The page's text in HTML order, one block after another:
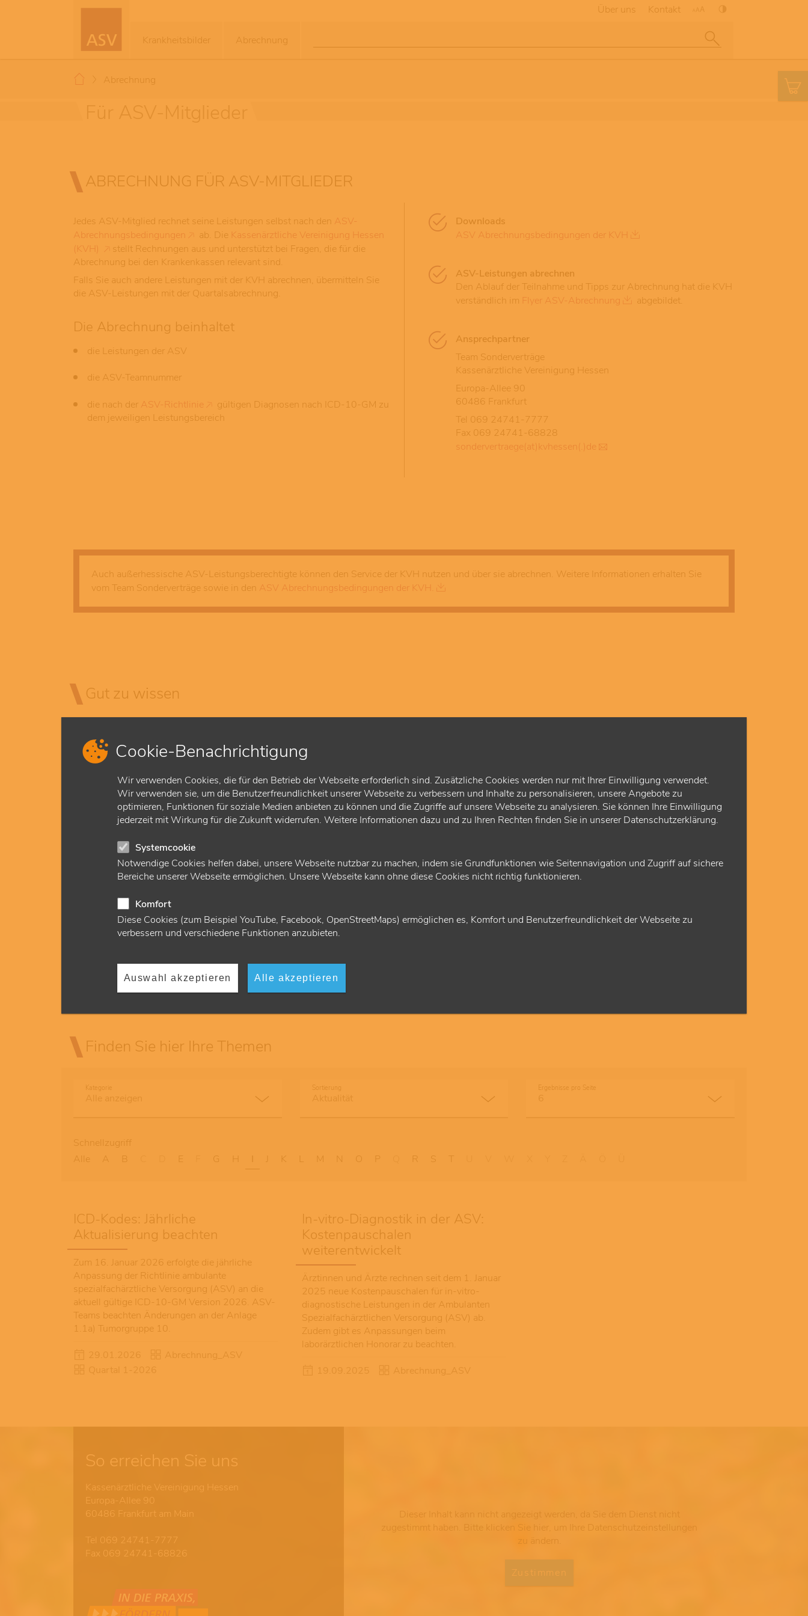
Cookie-Benachrichtigung
Wir verwenden Cookies, die für den Betrieb der Webseite erforderlich sind. Zusätzliche Cookies werden nur mit Ihrer Einwilligung verwendet.
Wir verwenden sie, um die Benutzerfreundlichkeit unserer Webseite zu verbessern und Inhalte zu personalisieren, unsere Angebote zu
optimieren, Funktionen für soziale Medien anbieten zu können und die Zugriffe auf unsere Webseite zu analysieren. Sie können Ihre Einwilligung
jederzeit mit Wirkung für die Zukunft widerrufen. Weitere Informationen dazu und zu Ihren Rechten finden Sie in unserer Datenschutzerklärung.
Systemcookie
Notwendige Cookies helfen dabei, unsere Webseite nutzbar zu machen, indem sie Grundfunktionen wie Seitennavigation und Zugriff auf sichere
Bereiche unserer Webseite ermöglichen. Unsere Webseite kann ohne diese Cookies nicht richtig funktionieren.
Komfort
Diese Cookies (zum Beispiel YouTube, Facebook, OpenStreetMaps) ermöglichen es, Komfort und Benutzerfreundlichkeit der Webseite zu
verbessern und verschiedene Funktionen anzubieten.
Auswahl akzeptieren Alle akzeptieren
Krankheitsbilder Abrechnung
Über uns Kontakt
Abrechnung
ABRECHNUNG FÜR ASV-MITGLIEDER
Jedes ASV-Mitglied rechnet seine Leistungen selbst nach den ASV-
Abrechnungsbedingungen
ab. Die Kassenärztliche Vereinigung Hessen
(KVH)
stellt Rechnungen aus und unterstützt bei Fragen, die für die
Abrechnung bei den Krankenkassen relevant sind.
Falls Sie auch andere Leistungen mit der KVH abrechnen, übermitteln Sie
die ASV-Leistungen mit der Quartalsabrechnung.
Die Abrechnung beinhaltet
die Leistungen der ASV
die ASV-Teamnummer
die nach der ASV-Richtlinie
gültigen Diagnosen nach ICD-10-GM zu
dem jeweiligen Leistungsbereich
Downloads
ASV Abrechnungsbedingungen der KVH
ASV-Leistungen abrechnen
Den Ablauf der Teilnahme und Tipps zur Abrechnung hat die KVH
verständlich im Flyer ASV-Abrechnung abgebildet.
Ansprechpartner
Team Sonderverträge
Kassenärztliche Vereinigung Hessen
Europa-Allee 90
60486 Frankfurt
Tel 069 24741-7777
Fax 069 24741-68828
sondervertraege(at)kvhessen(.)de
Auch außerhessische ASV-Leistungsberechtigte können den Service der KVH nutzen und über sie abrechnen. Weitere Informationen erhalten Sie
vom Team Sonderverträge sowie in den ASV Abrechnungsbedingungen der KVH.
Gut zu wissen
© Tijana
Abrechnung und Vergütung
Die Abrechnung und Vergütung bringt einige Besonderheiten mit sich.
Finden Sie hier Ihre Themen
Kategorie Sortierung Ergebnisse pro Seite
Schnellzugriff
Alle
A B E G H K L M N O P R S T
ICD-Kodes: Jährliche
Aktualisierung beachten
Zum 16. Januar 2026 erfolgte die jährliche
Anpassung der Richtlinie ambulante
spezialfachärztliche Versorgung (ASV) an die
aktuell gültige ICD-10-GM Version 2026. ASV-
Teams beachten Änderungen an der Anlage
1.1a) Tumorgruppe 10.
In-vitro-Diagnostik in der ASV:
Kostenpauschalen
weiterentwickelt
Ärztinnen und Ärzte rechnen seit dem 1. Januar
2025 neue Kostenpauschalen für in-vitro-
diagnostische Leistungen in der Ambulanten
Spezialfachärztlichen Versorgung (ASV) ab.
Zudem gibt es Anpassungen beim
laborärztlichen Honorar zu beachten.
So erreichen Sie uns
Kassenärztliche Vereinigung Hessen
Europa-Allee 90
60486 Frankfurt am Main
Tel 069 24741-7777
Fax 069 24741-68826
zugestimmt haben. Bitte klicken Sie hier, um Ihre Datenschutzeinstellungen
zu ändern.
Zustimmen